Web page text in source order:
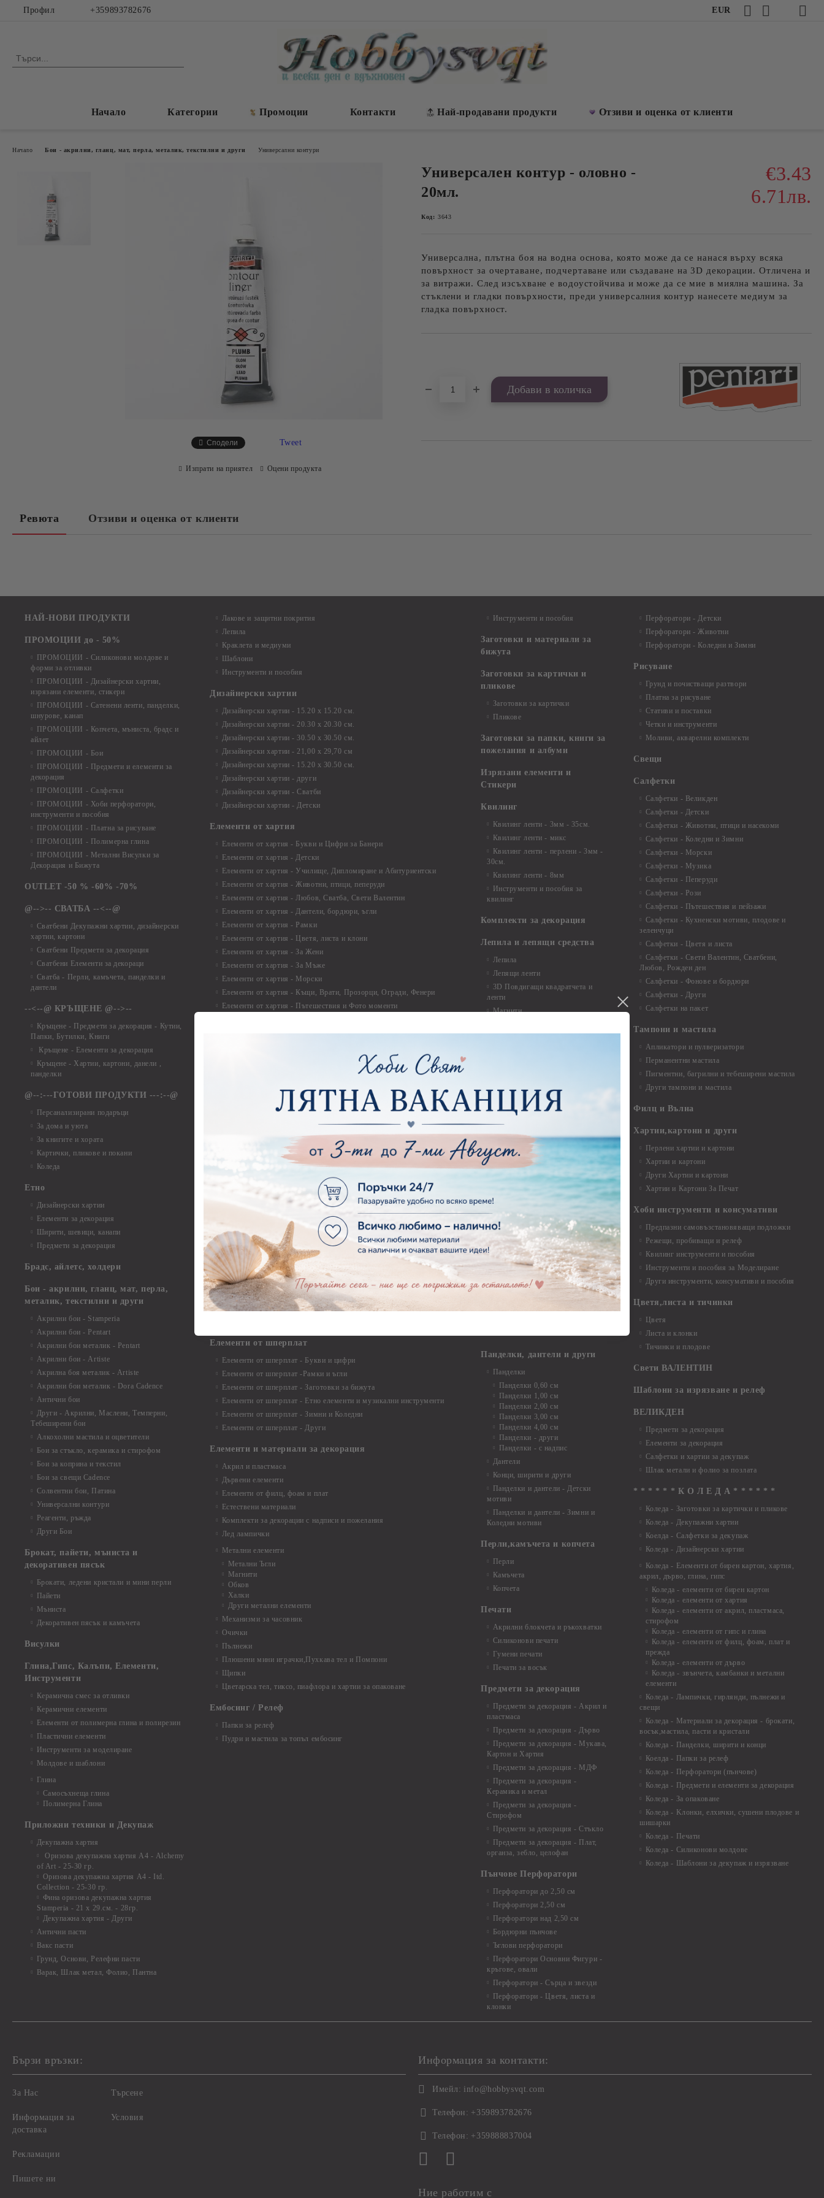
Профил +359893782676 EUR
Начало Категории Промоции Контакти Най-продавани продукти Отзиви и оценка от клиенти
Начало Бои - акрилни, гланц, мат, перла, металик, текстилни и други Универсални контури
Универсален контур - оловно -
20мл.
€3.43
6.71лв.
Код: 3643
Универсална, плътна боя на водна основа, която може да се нанася върху всяка
повърхност за очертаване, подчертаване или създаване на 3D декорации. Отличена и
за витражи. След изсъхване е водоустойчива и може да се мие в миялна машина. За
стъклени и гладки повърхности, преди универсалния контур нанесете медиум за
гладка повърхност.
Сподели Tweet
Изпрати на приятел Оцени продукта
Ревюта Отзиви и оценка от клиенти
НАЙ-НОВИ ПРОДУКТИ
ПРОМОЦИИ до - 50%
ПРОМОЦИИ - Силиконови молдове и
форми за отливки
ПРОМОЦИИ - Дизайнерски хартии,
изрязани елементи, стикери
ПРОМОЦИИ - Сатенени ленти, панделки,
шнурове, канап
ПРОМОЦИИ - Копчета, мъниста, брадс и
айлет
ПРОМОЦИИ - Бои
ПРОМОЦИИ - Предмети и елементи за
декорация
ПРОМОЦИИ - Салфетки
ПРОМОЦИИ - Хоби перфоратори,
инструменти и пособия
ПРОМОЦИИ - Платна за рисуване
ПРОМОЦИИ - Полимерна глина
ПРОМОЦИИ - Метални Висулки за
Декорация и Бижута
OUTLET -50 % -60% -70%
@-->-- СВАТБА --<--@
Сватбени Декупажни хартии, дизайнерски
хартии, картони
Сватбени Предмети за декорация
Сватбени Елементи за декораци
Сватба - Перли, камъчета, панделки и
дантели
--<--@ КРЪЩЕНЕ @-->--
Кръщене - Предмети за декорация - Кутии,
Папки, Бутилки, Книги
Кръщене - Елементи за декорация
Кръщене - Хартии, картони, данели ,
панделки
@--:---ГОТОВИ ПРОДУКТИ ---:--@
Персанализирани подаръци
За дома и уюта
За книгите и хората
Картички, пликове и покани
Коледа
Етно
Дизайнерски хартии
Елементи за декорация
Ширити, шевици, канапи
Предмети за декорация
Брадс, айлетс, холдери
Бои - акрилни, гланц, мат, перла,
металик, текстилни и други
Акрилни бои - Stamperia
Акрилни бои - Pentart
Акрилни бои металик - Pentart
Акрилни бои - Artiste
Акрилна боя металик - Artiste
Акрилни бои металик - Dora Cadence
Антични бои
Други - Акрилни, Маслени, Темперни,
Тебеширени бои
Алкохолни мастила и оцветители
Бои за стъкло, керамика и стирофом
Бои за коприна и текстил
Бои за свещи Cadence
Солвентни бои, Патина
Универсални контури
Реагенти, ръжда
Други Бои
Брокат, пайети, мъниста и
декоративен пясък
Брокати, ледени кристали и мини перли
Пайети
Мъниста
Декоративен пясък и камъчета
Висулки
Глина,Гипс, Калъпи, Елементи,
Инструменти
Керамична смес за отливки
Керамични елементи
Елементи от полимерна глина и полирезин
Пластични елементи
Инструменти за моделиране
Молдове и шаблони
Глина
Самосъхнеща глина
Полимерна Глина
Приложни техники и Декупаж
Декупажна хартия
Оризова декупажна хартия А4 - Alchemy
of Art - 25-30 гр.
Оризова декупажна хартия А4 - Itd.
Collection - 25-30 гр.
Фина оризова декупажна хартия
Stamperia - 21 х 29.см. - 28гр.
Декупажна хартия - Други
Антични пасти
Вакс пасти
Грунд, Основи, Релефни пасти
Варак, Шлак метал, Фолио, Пантна
Лакове и защитни покрития
Лепила
Краклета и медиуми
Шаблони
Инструменти и пособия
Дизайнерски хартии
Дизайнерски хартии - 15.20 х 15.20 см.
Дизайнерски хартии - 20.30 х 20.30 см.
Дизайнерски хартии - 30.50 х 30.50 см.
Дизайнерски хартии - 21,00 х 29,70 см
Дизайнерски хартии - 15.20 x 30.50 см.
Дизайнерски хартии - други
Дизайнерски хартии - Сватби
Дизайнерски хартии - Детски
Елементи от хартия
Елементи от хартия - Букви и Цифри за Банери
Елементи от хартия - Детски
Елементи от хартия - Училище, Дипломиране и Абитуриентски
Елементи от хартия - Животни, птици, пеперуди
Елементи от хартия - Любов, Сватба, Свети Валентин
Елементи от хартия - Дантели, бордюри, ъгли
Елементи от хартия - Рамки
Елементи от хартия - Цветя, листа и клони
Елементи от хартия - За Жени
Елементи от хартия - За Мъже
Елементи от хартия - Морски
Елементи от хартия - Къщи, Врати, Прозорци, Огради, Фенери
Елементи от хартия - Пътешествия и Фото моменти
Елементи от хартия - Многопластови елементи
Елементи от хартия - Готови композиции
Елементи от бирен картон
Елементи от бирен картон - Декоративни рамки
Елементи от бирен картон - Надписи на български
Елементи от бирен картон - Ъгли и орнаменти
Елементи от бирен картон - Сватба
Елементи от бирен картон - Училище, Дипломиране и Завършване
Елементи от бирен картон - Бебшки и Детски елементи
Елементи от бирен картон - Цветя и Животни
Елементи от бирен картон - Стиймпънк и Мъжки елементи
Елементи от бирен картон - Пътешестия - море, планина ,транспорт
Елементи от бирен картон - Други
Елементи от бирен картон - За миниатюри, дълбоки рамки, бебешки
съкровища и екслоадиращи кутии
Елементи от бирен картон - Коледа и Зима
Елементи от бирен картон - Тематични комплекти
Елементи от бирен картон - Шейкър заготовки от бирен картон за
Елементи от шперплат
Елементи от шперплат - Букви и цифри
Елементи от шперплат -Рамки и ъгли
Елементи от шперплат - Заготовки за бижута
Елементи от шперплат - Етно елементи и музикални инструменти
Елементи от шперплат - Зимни и Коледни
Елементи от шперплат - Други
Елементи и материали за декорация
Акрил и пластмаса
Дървени елементи
Елементи от филц, фоам и плат
Естествени материали
Комплекти за декорации с надписи и пожелания
Лед лампички
Метални елементи
Метални Ъгли
Магнити
Обков
Халки
Други метални елементи
Механизми за часовник
Очички
Пълнежи
Плюшени мини играчки,Пухкава тел и Помпони
Щипки
Цветарска тел, тиксо, пиафлора и хартии за опаковане
Ембосинг / Релеф
Папки за релеф
Пудри и мастила за топъл ембосинг
Инструменти и пособия
Заготовки и материали за
бижута
Заготовки за картички и
пликове
Заготовки за картички
Пликове
Заготовки за папки, книги за
пожелания и албуми
Изрязани елементи и
Стикери
Квилинг
Квилинг ленти - 3мм - 35см.
Квилинг ленти - микс
Квилинг ленти - перлени - 3мм -
30см.
Квилинг ленти - 8мм
Инструменти и пособия за
квилинг
Комплекти за декорация
Лепила и лепящи средства
Лепила
Лепящи ленти
3D Повдигащи квадратчета и
ленти
Магнити
Макраме Основи - до 6,00 см
Макраме Основи - 7,00 - 15,00 см
Макраме Основи - над 15,00 см
Опаковки
Мебелен обков и аксесоари
Дръжки
Закачалки
Крака за мебели
Други аксесоари, материали и
инструменти
Моливи, маркери, химикали,
пастели и восъци
Панделки, дантели и други
Панделки
Панделки 0,60 см
Панделки 1,00 см
Панделки 2,00 см
Панделки 3,00 см
Панделки 4,00 см
Панделки - други
Панделки - с надпис
Дантели
Конци, ширити и други
Панделки и дантели - Детски
мотиви
Панделки и дантели - Зимни и
Коледни мотиви
Перли,камъчета и копчета
Перли
Камъчета
Копчета
Печати
Акрилни блокчета и ръкохватки
Силиконови печати
Гумени печати
Печати за восък
Предмети за декорация
Предмети за декорация - Акрил и
пластмаса
Предмети за декорация - Дърво
Предмети за декорация - Мукава,
Картон и Хартия
Предмети за декорация - МДФ
Предмети за декорация -
Керамика и метал
Предмети за декорация -
Стирофом
Предмети за декорация - Стъкло
Предмети за декорация - Плат,
органза, зебло, целофан
Пънчове Перфоратори
Перфоратори до 2,50 см
Перфоратори 2,50 см
Перфоратори над 2,50 см
Бордюрни пънчове
Ъглови перфоратори
Перфоратори Основни Фигури -
кръгове, овали
Перфоратори - Сърца и звезди
Перфоратори - Цветя, листа и
клонки
Перфоратори - Детски
Перфоратори - Животни
Перфоратори - Коледни и Зимни
Рисуване
Грунд и почистващи разтвори
Платна за рисуване
Стативи и поставки
Четки и инструменти
Моливи, акварелни комплекти
Свещи
Салфетки
Салфетки - Великден
Салфетки - Детски
Салфетки - Животни, птици и насекоми
Салфетки - Коледни и Зимни
Салфетки - Морски
Салфетки - Музика
Салфетки - Пеперуди
Салфетки - Рози
Салфетки - Пътешествия и пейзажи
Салфетки - Кухненски мотиви, плодове и
зеленчуци
Салфетки - Цветя и листа
Салфетки - Свети Валентин, Сватбени,
Любов, Рожден ден
Салфетки - Фонове и бордюри
Салфетки - Други
Салфетки на пакет
Тампони и мастила
Апликатори и пулверизатори
Перманентни мастила
Пигментни, багрилни и тебеширени мастила
Други тампони и мастила
Филц и Вълна
Хартии,картони и други
Перлени хартии и картони
Хартии и картони
Други Хартии и картони
Хартии и Картони За Печат
Хоби инструменти и консумативи
Предпазни самовъзстановяващи подложки
Режещи, пробиващи и релеф
Квилинг инструменти и пособия
Инструменти и пособия за Моделиране
Други инструменти, консумативи и пособия
Цветя,листа и тичинки
Цветя
Листа и клонки
Тичинки и плодове
Свети ВАЛЕНТИН
Шаблони за изрязване и релеф
ВЕЛИКДЕН
Предмети за декорация
Елементи за декорация
Салфетки и хартии за декупаж
Шлак метали и фолио за позлата
* * * * * * К О Л Е Д А * * * * * *
Коледа - Заготовки за картички и пликове
Коледа - Декупажни хартии
Коелда - Салфетки за декупаж
Коледа - Дизайнерски хартии
Коледа - Eлементи от бирен картон, хартия,
акрил, дърво, глина, гипс
Коледа - елементи от бирен картон
Коледа - елементи от хартия
Коледа - елементи от акрил, пластмаса,
стирофом
Коледа - елементи от гипс и глина
Коледа - елементи от филц, фоам, плат и
прежда
Коледа - елементи от дърво
Коледа - звънчета, камбанки и метални
елементи
Коледа - Лампички, гирлянди, пълнежи и
свещи
Коледа - Материали за декорация - брокати,
восък,мастила, пасти и кристали
Коледа - Панделки, ширити и конци
Коелда - Папки за релеф
Коледа - Перфоратори (пънчове)
Коледа - Предмети и елементи за декорация
Коледа - За опаковане
Коледа - Kлонки, елхички, сушени плодове и
шишарки
Коледа - Печати
Коледа - Силиконови молдове
Коледа - Шаблони за декупаж и изрязване
Бързи връзки:
За Нас
Информация за
доставка
Рекламации
Пишете ни
Търсене
Условия
Информация за контакти:
Имейл: info@hobbysvqt.com
Телефон: +359893782676
Телефон: +359888837004
Ние работим с